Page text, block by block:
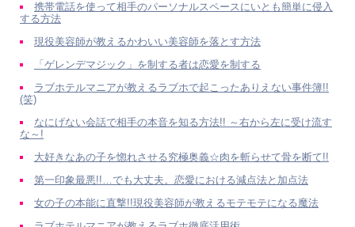
携帯電話を使って相手のパーソナルスペースにいとも簡単に侵入
する方法
現役美容師が教えるかわいい美容師を落とす方法
「ゲレンデマジック」を制する者は恋愛を制する
ラブホテルマニアが教えるラブホで起こったありえない事件簿!!
(笑)
なにげない会話で相手の本音を知る方法!! ～右から左に受け流す
な～!
大好きなあの子を惚れさせる究極奥義☆肉を斬らせて骨を断て!!
第一印象最悪!!…でも大丈夫。恋愛における減点法と加点法
女の子の本能に直撃!!現役美容師が教えるモテモテになる魔法